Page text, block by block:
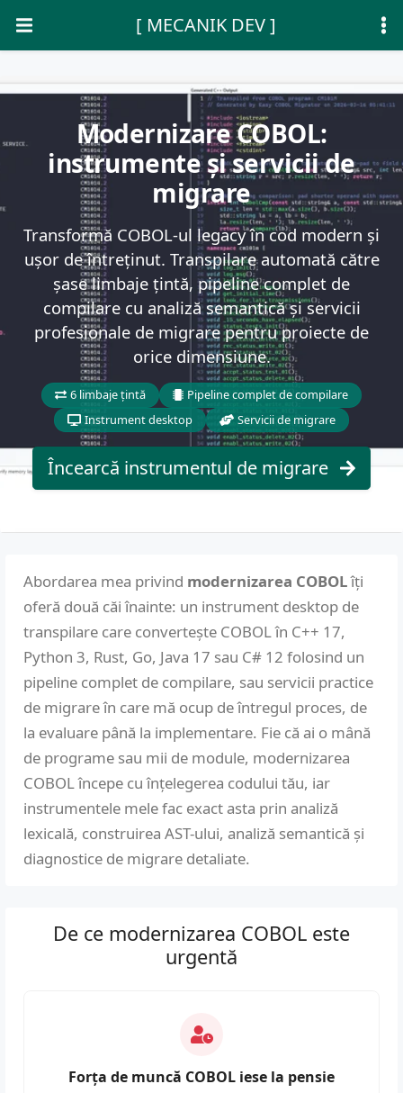
[ MECANIK DEV ]
Modernizare COBOL:
instrumente și servicii de
migrare
Transformă COBOL-ul legacy în cod modern și
ușor de întreținut. Transpilare automată către
șase limbaje țintă, pipeline complet de
compilare cu analiză semantică și servicii
profesionale de migrare pentru proiecte de
orice dimensiune.
6 limbaje țintă
Pipeline complet de compilare
Instrument desktop
Servicii de migrare
Încearcă instrumentul de migrare
Abordarea mea privind modernizarea COBOLîți
oferă două căi înainte: un instrument desktop de
transpilare care convertește COBOL în C++ 17,
Python 3, Rust, Go, Java 17 sau C# 12 folosind un
pipeline complet de compilare, sau servicii practice
de migrare în care mă ocup de întregul proces, de
la evaluare până la implementare. Fie că ai o mână
de programe sau mii de module, modernizarea
COBOL începe cu înțelegerea codului tău, iar
instrumentele mele fac exact asta prin analiză
lexicală, construirea AST-ului, analiză semantică și
diagnostice de migrare detaliate.
De ce modernizarea COBOL este
urgentă
Forța de muncă COBOL iese la pensie